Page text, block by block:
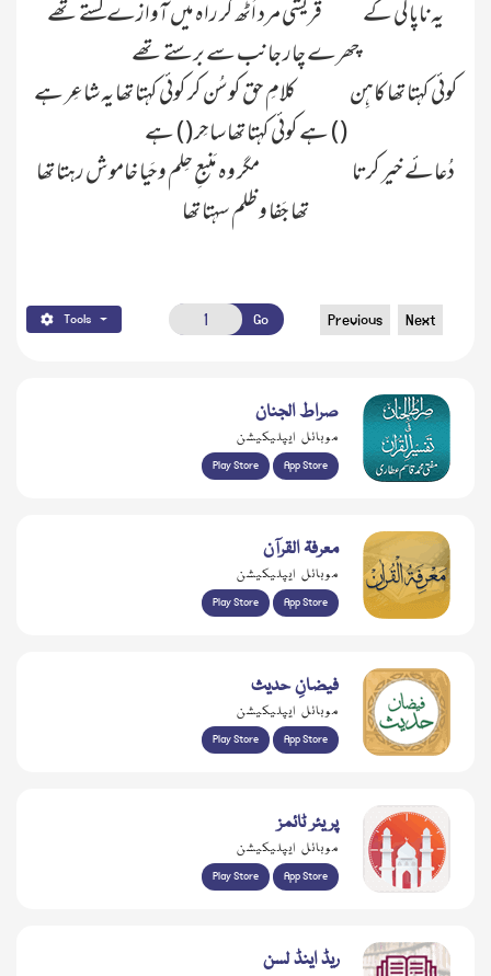
قُریشی مرد اُٹھ کر راہ میں آوازے کستے تھے
یہ ناپاکی کے
چھرے چار جانب سے برستے تھے
کلامِ حق کو سُن کر کوئی کہتا تھا یہ شاعِر ہے
کوئی کہتا تھا کاہِن
( ) ہے کوئی کہتا تھا ساحِر ( ) ہے
مگر وہ مَنبعِ حِلم وحَیا خاموش رہتا تھا
دُعائے خیر کرتا
تھا جَفا و ظلم سہتا تھا
Tools Go Previous Next
صراط الجنان
موبائل ایپلیکیشن
Play Store App Store
معرفۃ القرآن
موبائل ایپلیکیشن
Play Store App Store
فیضانِ حدیث
موبائل ایپلیکیشن
Play Store App Store
پریئر ٹائمز
موبائل ایپلیکیشن
Play Store App Store
ریڈ اینڈ لسن